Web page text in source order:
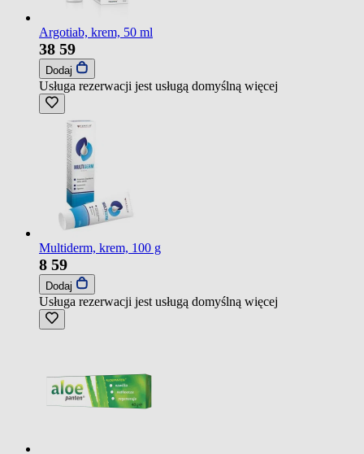
Argotiab, krem, 50 ml
38 59
Dodaj
Usługa rezerwacji jest usługą domyślną więcej
Multiderm, krem, 100 g
8 59
Dodaj
Usługa rezerwacji jest usługą domyślną więcej